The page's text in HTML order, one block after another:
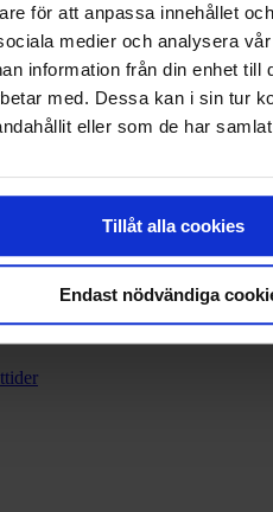
för att anpassa innehållet
medier och analysera
information från din enhet
med. Dessa kan i sin tur
eller som de har
Tillåt alla cookies
Endast nödvändiga